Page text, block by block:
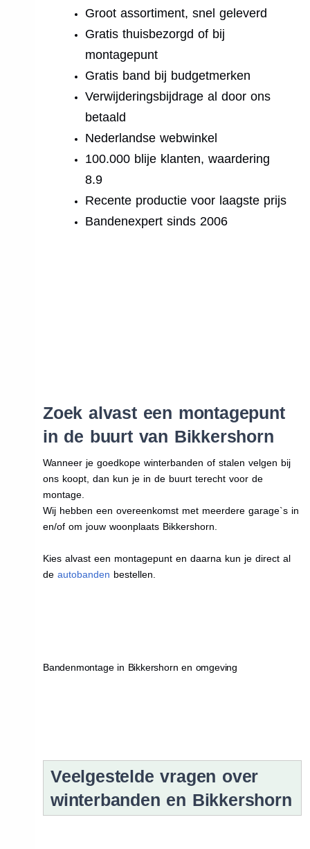
Groot assortiment, snel geleverd
Gratis thuisbezorgd of bij
montagepunt
Gratis band bij budgetmerken
Verwijderingsbijdrage al door ons
betaald
Nederlandse webwinkel
100.000 blije klanten, waardering
8.9
Recente productie voor laagste prijs
Bandenexpert sinds 2006
Zoek alvast een montagepunt
in de buurt van Bikkershorn
Wanneer je goedkope winterbanden of stalen velgen bij
ons koopt, dan kun je in de buurt terecht voor de
montage.
Wij hebben een overeenkomst met meerdere garage`s in
en/of om jouw woonplaats Bikkershorn.
Kies alvast een montagepunt en daarna kun je direct al
de autobanden bestellen.
Bandenmontage in Bikkershorn en omgeving
Veelgestelde vragen over
winterbanden en Bikkershorn